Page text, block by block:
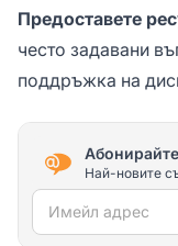
Предоставете
често задавани
поддръжка на
Най-новите
Имейл адрес